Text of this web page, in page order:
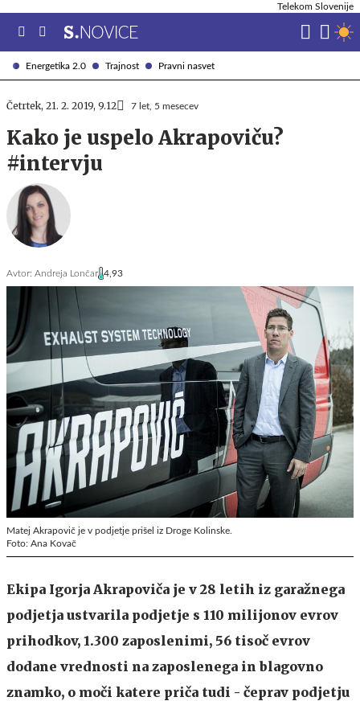
Energetika 2.0 Trajnost Pravni nasvet
Telekom Slovenije
Četrtek, 21. 2. 2019, 9.12 7 let, 5 mesecev
Kako je uspelo Akrapoviču?
#intervju
Avtor: Andreja Lončar 4,93
Matej Akrapovič je v podjetje prišel iz Droge Kolinske.
Foto: Ana Kovač
Ekipa Igorja Akrapoviča je v 28 letih iz garažnega
podjetja ustvarila podjetje s 110 milijonov evrov
prihodkov, 1.300 zaposlenimi, 56 tisoč evrov
dodane vrednosti na zaposlenega in blagovno
znamko, o moči katere priča tudi - čeprav podjetju